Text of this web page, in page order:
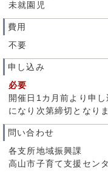
未就園児
費用
不要
申し込み
必要
開催日1カ月前より申
になり次第締切となりま
問い合わせ
各支所地域振興課
高山市子育て支援セ